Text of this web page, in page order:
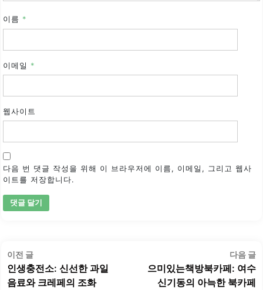
이름 *
이메일 *
웹사이트
다음 번 댓글 작성을 위해 이 브라우저에 이름, 이메일, 그리고 웹사
이트를 저장합니다.
글
탐
색
이전 글이
전
글:
인생충전소: 신선한 과일
음료와 크레페의 조화
다음 글
으미있는책방북카페: 여수
신기동의 아늑한 북카페